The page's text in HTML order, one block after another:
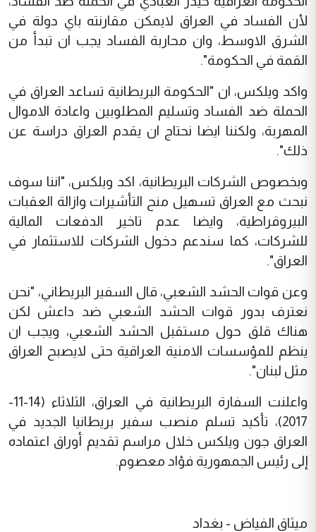
لأن الفساد في العراق لايمكن مقارنته باي دولة في
الشرق الاوسط، وان محاربة الفساد يجب ان تبدأ من
القمة في الحكومة".
واكد ويلكس، ان "الحكومة البريطانية تساعد العراق في
الحملة ضد الفساد وتسليم المطلوبين واعادة الاموال
المهربة، ولكننا ايضا نحتاج ان يقدم العراق دراسة عن
ذلك".
وبخصوص الشركات البريطانية، اكد ويلكس، "اننا سوف
نبحث مع العراق تسهيل منح التأشيرات وازالة العقبات
البيروقراطية، وايضا عدم تاخير الدفعات المالية
للشركات، كما سندعم دخول الشركات للاستثمار في
العراق".
وعن قوات الحشد الشعبي، قال السفير البريطاني، "نحن
نعترف بدور قوات الحشد الشعبي ضد داعش لكن
هناك قلق حول مستقبل الحشد الشعبي، ويجب ان
ينظم للمؤسسات الامنية العراقية حتى لايصبح العراق
مثل لبنان".
واعلنت السفارة البريطانية في العراق، الثلاثاء (14-11-
2017)، تأكيد تسلم منصب سفير بريطانيا الجديد في
العراق جون ويلكس خلال مراسم تقديم أوراق اعتماده
إلى رئيس الجمهورية فؤاد معصوم.
ميثاق الفياض - بغداد